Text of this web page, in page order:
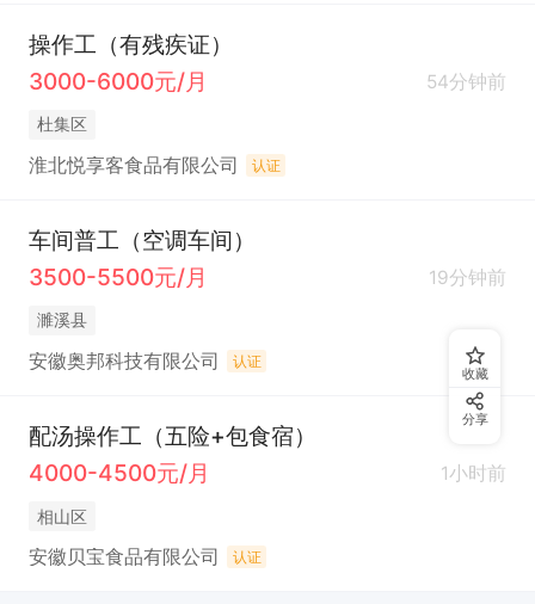
操作工（有残疾证）
3000-6000元/月
54分钟前
杜集区
淮北悦享客食品有限公司 认证
车间普工（空调车间）
3500-5500元/月
19分钟前
濉溪县
安徽奥邦科技有限公司 认证
配汤操作工（五险+包食宿）
4000-4500元/月
1小时前
相山区
安徽贝宝食品有限公司 认证
收藏
分享